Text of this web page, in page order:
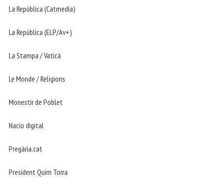
La República (Catmedia)
La República (ELP/Av+)
La Stampa / Vaticà
Le Monde / Religions
Monestir de Poblet
Nacio digital
Pregària.cat
President Quim Torra